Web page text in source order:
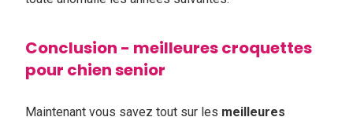
Conclusion - meilleures croquettes
pour chien senior
Maintenant vous savez tout sur les meilleures